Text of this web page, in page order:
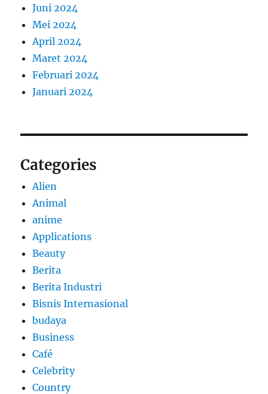
Juni 2024
Mei 2024
April 2024
Maret 2024
Februari 2024
Januari 2024
Categories
Alien
Animal
anime
Applications
Beauty
Berita
Berita Industri
Bisnis Internasional
budaya
Business
Café
Celebrity
Country